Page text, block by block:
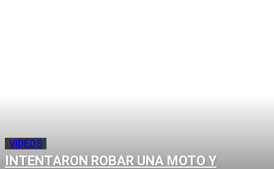
VIDEOS
INTENTARON ROBAR UNA MOTO Y